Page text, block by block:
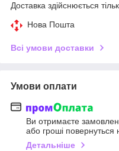
Доставка здійснюється
Нова Пошта
Всі умови доставки
Умови оплати
Ви отримаєте
або гроші повернуться
Детальніше